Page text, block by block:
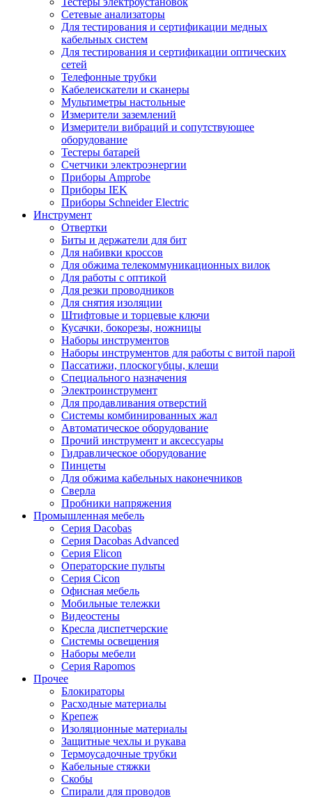
Сетевые анализаторы
Для тестирования и сертификации медных
кабельных систем
Для тестирования и сертификации оптических
сетей
Телефонные трубки
Кабелеискатели и сканеры
Мультиметры настольные
Измерители заземлений
Измерители вибраций и сопутствующее
оборудование
Тестеры батарей
Счетчики электроэнергии
Приборы Amprobe
Приборы IEK
Приборы Schneider Electric
Инструмент
Отвертки
Биты и держатели для бит
Для набивки кроссов
Для обжима телекоммуникационных вилок
Для работы с оптикой
Для резки проводников
Для снятия изоляции
Штифтовые и торцевые ключи
Кусачки, бокорезы, ножницы
Наборы инструментов
Наборы инструментов для работы с витой парой
Пассатижи, плоскогубцы, клещи
Специального назначения
Электроинструмент
Для продавливания отверстий
Системы комбинированных жал
Автоматическое оборудование
Прочий инструмент и аксессуары
Гидравлическое оборудование
Пинцеты
Для обжима кабельных наконечников
Сверла
Пробники напряжения
Промышленная мебель
Серия Dacobas
Серия Dacobas Advanced
Серия Elicon
Операторские пульты
Серия Cicon
Офисная мебель
Мобильные тележки
Видеостены
Кресла диспетчерские
Системы освещения
Наборы мебели
Серия Rapomos
Прочее
Блокираторы
Расходные материалы
Крепеж
Изоляционные материалы
Защитные чехлы и рукава
Термоусадочные трубки
Кабельные стяжки
Скобы
Спирали для проводов